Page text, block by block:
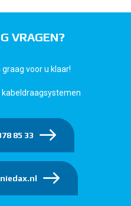
VRAGEN?
voor u klaar!
kabeldraagsystemen
85 33